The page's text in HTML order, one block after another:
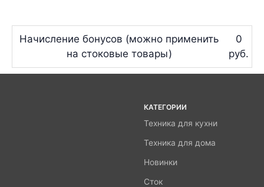
Начисление бонусов (можно применить
на стоковые товары)
0
руб.
КАТЕГОРИИ
Техника для кухни
Техника для дома
Новинки
Сток